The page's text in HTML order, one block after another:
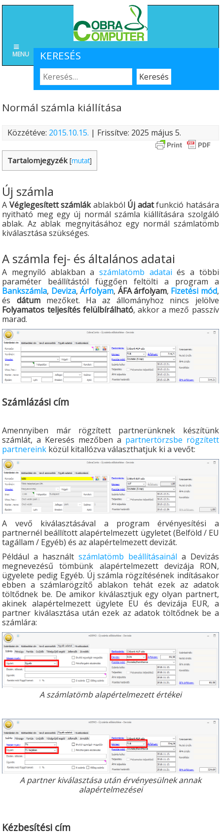
KERESÉS
MENU
Normál számla kiállítása
Közzétéve: 2015.10.15. | Frissítve: 2025 május 5.
Tartalomjegyzék [mutat]
Új számla
A Véglegesített számlákablakból Új adatfunkció hatására
nyitható meg egy új normál számla kiállítására szolgáló
ablak. Az ablak megnyitásához egy normál számlatömb
kiválasztása szükséges.
A számla fej- és általános adatai
A megnyíló ablakban a számlatömb adatai és a többi
paraméter beállítástól függően feltölti a program a
Bankszámla, Deviza,Árfolyam, ÁFA árfolyam, Fizetési mód,
és dátummezőket. Ha az állományhoz nincs jelölve
Folyamatos teljesítés felülbírálható, akkor a mező passzív
marad.
Számlázási cím
Amennyiben már rögzített partnerünknek készítünk
számlát, a Keresés mezőben a partnertörzsbe rögzített
partnereink közül kitallózva választhatjuk ki a vevőt:
A vevő kiválasztásával a program érvényesítési a
partnernél beállított alapértelmezett ügyletet (Belföld / EU
tagállam / Egyéb) és az alapértelmezett devizát.
Például a használt számlatömb beállításainál a Devizás
megnevezésű tömbünk alapértelmezett devizája RON,
ügyelete pedig Egyéb. Új számla rögzítésének indításakor
ebben a számlarögzítő ablakon tehát ezek az adatok
töltődnek be. De amikor kiválasztjuk egy olyan partnert,
akinek alapértelmezett ügylete EU és devizája EUR, a
partner kiválasztása után ezek az adatok töltődnek be a
számlára:
A számlatömb alapértelmezett értékei
A partner kiválasztása után érvényesülnek annak
alapértelmezései
Kézbesítési cím